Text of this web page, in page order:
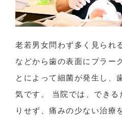
老若男女問わず多く見られ
などから歯の表面にプラー
とによって細菌が発生し、
気です。 当院では、できる
りせず、痛みの少ない治療